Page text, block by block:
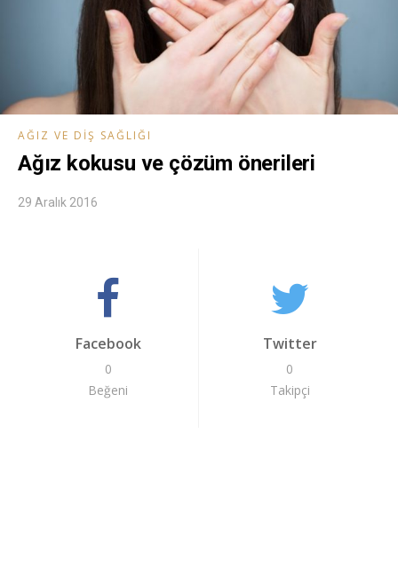
AĞIZ VE DIŞ SAĞLIĞI
Ağız kokusu ve çözüm önerileri
29 Aralık 2016
Facebook
0
Beğeni
Twitter
0
Takipçi